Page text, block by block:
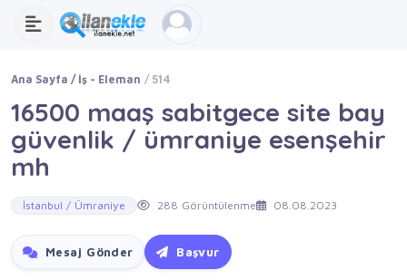
Ana Sayfa İş - Eleman 514
16500 maaş sabitgece site bay
güvenlik / ümraniye esenşehir
mh
İstanbul / Ümraniye 288 Görüntülenme 08.08.2023
Mesaj Gönder Başvur